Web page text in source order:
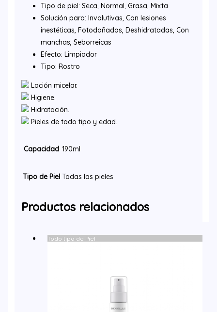
Tipo de piel: Seca, Normal, Grasa, Mixta
Solución para: Involutivas, Con lesiones
inestéticas, Fotodañadas, Deshidratadas, Con
manchas, Seborreicas
Efecto: Limpiador
Tipo: Rostro
Loción micelar.
Higiene.
Hidratación.
Pieles de todo tipo y edad.
Capacidad 190ml
Tipo de Piel Todas las pieles
Productos relacionados
Todo tipo de Piel